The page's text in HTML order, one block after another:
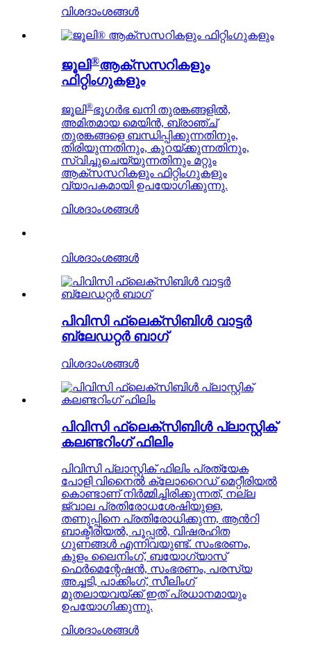
വിശദാംശങ്ങൾ
ജൂലി®ആക്‌സസറികളും
ഫിറ്റിംഗുകളും
ജൂലി ®ഭൂഗർഭ ഖനി തുരങ്കങ്ങളിൽ,
അമിതമായ മെയിൻ, ബ്രാഞ്ച്
തുരങ്കങ്ങളെ ബന്ധിപ്പിക്കുന്നതിനും,
തിരിയുന്നതിനും, കുറയ്ക്കുന്നതിനും,
സ്വിച്ചുചെയ്യുന്നതിനും മറ്റും
ആക്സസറികളും ഫിറ്റിംഗുകളും
വ്യാപകമായി ഉപയോഗിക്കുന്നു.
വിശദാംശങ്ങൾ
വിശദാംശങ്ങൾ
പിവിസി ഫ്ലെക്സിബിൾ വാട്ടർ
ബ്ലേഡറ്റർ ബാഗ്
വിശദാംശങ്ങൾ
പിവിസി ഫ്ലെക്സിബിൾ പ്ലാസ്റ്റിക്
കലണ്ടറിംഗ് ഫിലിം
പിവിസി പ്ലാസ്റ്റിക് ഫിലിം പ്രത്യേക
പോളി വിനൈൽ ക്ലോറൈഡ് മെറ്റീരിയൽ
കൊണ്ടാണ് നിർമ്മിച്ചിരിക്കുന്നത്, നല്ല
ജ്വാല പ്രതിരോധശേഷിയുള്ള,
തണുപ്പിനെ പ്രതിരോധിക്കുന്ന, ആൻറി
ബാക്ടീരിയൽ, പൂപ്പൽ, വിഷരഹിത
ഗുണങ്ങൾ എന്നിവയുണ്ട്. സംഭരണം,
കുളം ലൈനിംഗ്, ബയോഗ്യാസ്
ഫെർമെന്റേഷൻ, സംഭരണം, പരസ്യ
അച്ചടി, പാക്കിംഗ്, സീലിംഗ്
മുതലായവയ്ക്ക് ഇത് പ്രധാനമായും
ഉപയോഗിക്കുന്നു.
വിശദാംശങ്ങൾ